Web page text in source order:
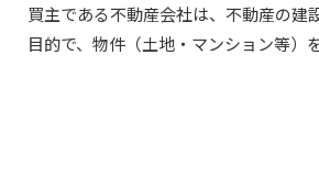
買主である不動産会社は、不動産の建
目的で、物件（土地・マンション等）